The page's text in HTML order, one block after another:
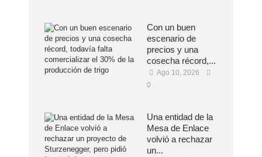
Con un buen
escenario de
precios y una
cosecha récord,...
Ago 10, 2026
0
Una entidad de la
Mesa de Enlace
volvió a rechazar
un...